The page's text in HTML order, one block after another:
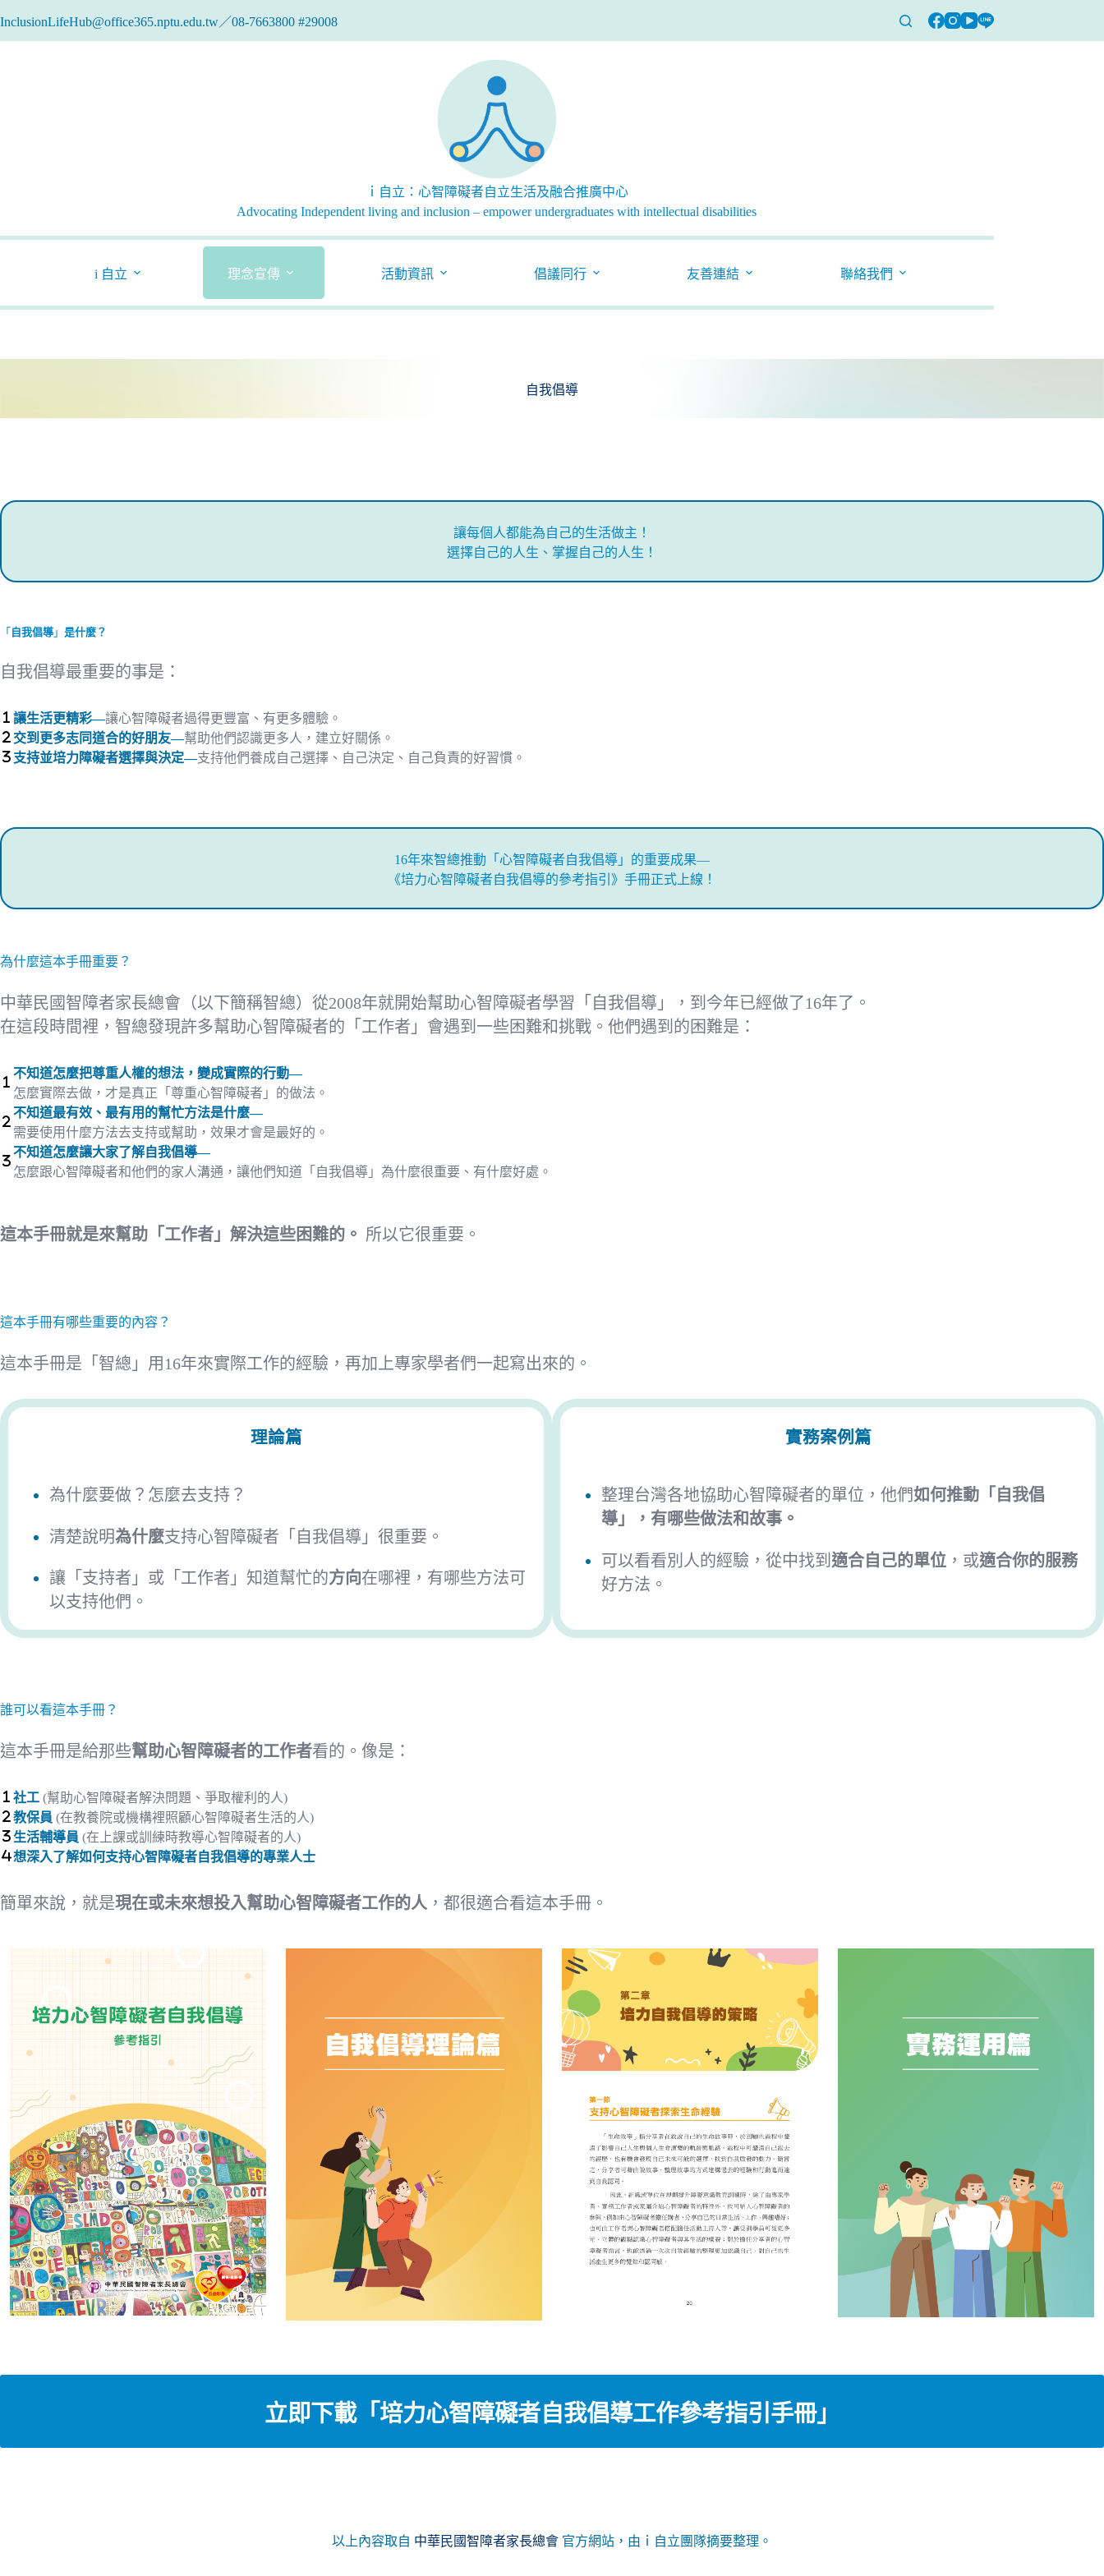
至
InclusionLifeHub@office365.nptu.edu.tw／08-7663800 #29008
ｉ自立：心智障礙者自立生活及融合推廣中心
Advocating Independent living and inclusion – empower undergraduates with intellectual disabilities
i 自立 理念宣傳 活動資訊 倡議同行 友善連結 聯絡我們
自我倡導
讓每個人都能為自己的生活做主！
選擇自己的人生、掌握自己的人生！
「 自我倡導 」 是什麼？
自我倡導最重要的事是：
讓生活更精彩—讓心智障礙者過得更豐富、有更多體驗。
交到更多志同道合的好朋友—幫助他們認識更多人，建立好關係。
支持並培力障礙者選擇與決定—支持他們養成自己選擇、自己決定、自己負責的好習慣。
16年來智總推動「心智障礙者自我倡導」的重要成果—
《培力心智障礙者自我倡導的參考指引》手冊正式上線！
為什麼這本手冊重要？
中華民國智障者家長總會（以下簡稱智總）從2008年就開始幫助心智障礙者學習「自我倡導」，到今年已經做了16年了。
在這段時間裡，智總發現許多幫助心智障礙者的「工作者」會遇到一些困難和挑戰。他們遇到的困難是：
不知道怎麼把尊重人權的想法，變成實際的行動—
怎麼實際去做，才是真正「尊重心智障礙者」的做法。
不知道最有效、最有用的幫忙方法是什麼—
需要使用什麼方法去支持或幫助，效果才會是最好的。
不知道怎麼讓大家了解自我倡導—
怎麼跟心智障礙者和他們的家人溝通，讓他們知道「自我倡導」為什麼很重要、有什麼好處。
這本手冊就是來幫助「工作者」解決這些困難的。 所以它很重要。
這本手冊有哪些重要的內容？
這本手冊是「智總」用16年來實際工作的經驗，再加上專家學者們一起寫出來的。
理論篇
為什麼要做？怎麼去支持？
清楚說明為什麼支持心智障礙者「自我倡導」很重要。
讓「支持者」或「工作者」知道幫忙的方向在哪裡， 有哪些方法可
以支持他們 。
實務案例篇
整理台灣各地協助心智障礙者的單位，他們如何推動「自我倡
導」，有哪些做法和故事。
可以看看別人的經驗，從中找到 適合自己的單位 ，或適合你的服務
好方法。
誰可以看這本手冊？
這本手冊是給那些幫助心智障礙者的工作者看的。像是：
社工 (幫助心智障礙者解決問題、爭取權利的人)
教保員 (在教養院或機構裡照顧心智障礙者生活的人)
生活輔導員 (在上課或訓練時教導心智障礙者的人)
想深入了解如何支持心智障礙者自我倡導的專業人士
簡單來說，就是現在或未來想投入幫助心智障礙者工作的人 ，都很適合看這本手冊。
立即下載「培力心智障礙者自我倡導工作參考指引手冊」
以上內容取自 中華民國智障者家長總會 官方網站，由ｉ自立團隊摘要整理。